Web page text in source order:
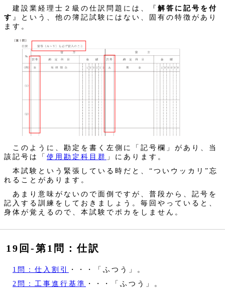
建設業経理士２級の仕訳問題には、『 解答に記号を付
す 』という、他の簿記試験にはない、固有の特徴があり
ます。
このように、勘定を書く左側に「記号欄」があり、当
該記号は「 使用勘定科目群 」にあります。
本試験という緊張している時だと、“ついウッカリ”忘
れることがあります。
あまり意味がないので面倒ですが、普段から、記号を
記入する訓練をしておきましょう。毎回やっていると、
身体が覚えるので、本試験でポカをしません。
19回‐第1問：仕訳
1問：仕入割引
・・・「ふつう」。
2問：工事進行基準 ・・・「ふつう」。